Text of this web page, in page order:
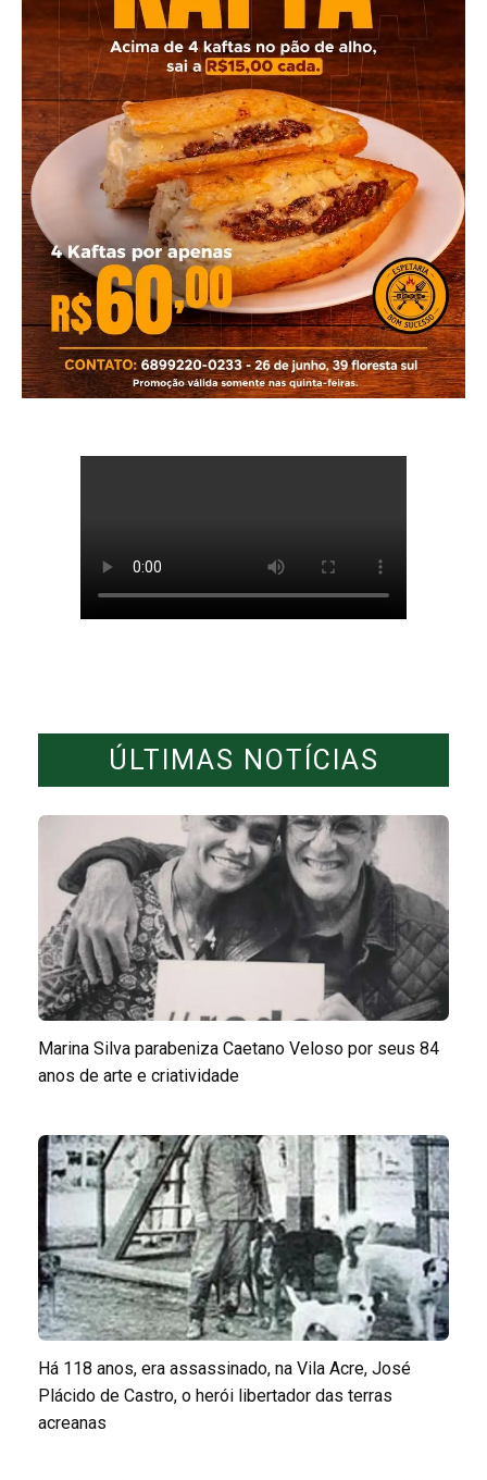
ÚLTIMAS NOTÍCIAS
Marina Silva parabeniza Caetano Veloso por seus 84
anos de arte e criatividade
Há 118 anos, era assassinado, na Vila Acre, José
Plácido de Castro, o herói libertador das terras
acreanas